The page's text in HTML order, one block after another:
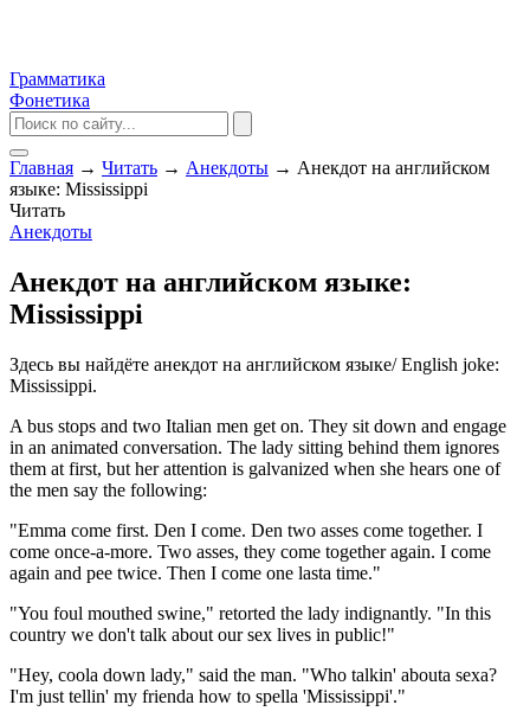
Грамматика
Фонетика
Главная → Читать → Анекдоты → Анекдот на английском
языке: Mississippi
Читать
Анекдоты
Анекдот на английском языке:
Mississippi
Здесь вы найдёте анекдот на английском языке/ English joke:
Mississippi.
A bus stops and two Italian men get on. They sit down and engage
in an animated conversation. The lady sitting behind them ignores
them at first, but her attention is galvanized when she hears one of
the men say the following:
"Emma come first. Den I come. Den two asses come together. I
come once-a-more. Two asses, they come together again. I come
again and pee twice. Then I come one lasta time."
"You foul mouthed swine," retorted the lady indignantly. "In this
country we don't talk about our sex lives in public!"
"Hey, coola down lady," said the man. "Who talkin' abouta sexa?
I'm just tellin' my frienda how to spella 'Mississippi'."